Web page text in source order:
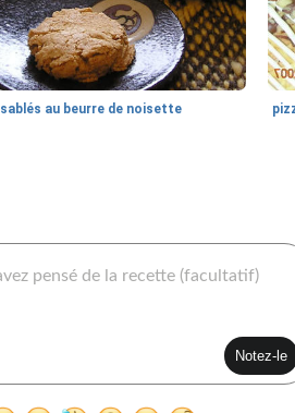
sablés au beurre de noisette